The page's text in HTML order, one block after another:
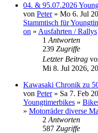
04. & 95.07.2026
von Peter» Mo 6. Jul
Stammtisch für
on » Ausfahrten / Rallys
1 Antworten
239 Zugriffe
Letzter Beitrag
Mi 8. Jul 2026,
Kawasaki Chronik zu
von Peter» Sa 7. Feb
Youngtimerbikes »
» Motorräder diverse
2 Antworten
587 Zugriffe